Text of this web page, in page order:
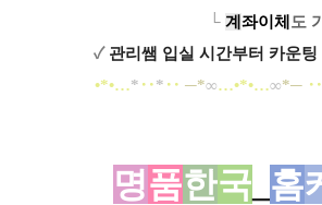
└ 계 좌이체 도
✓ 관리쌤 입실 시간부터 카운
•*•…* ‥* ‥ ─*∞…•*•…∞*─ ‥
명품한국 홈